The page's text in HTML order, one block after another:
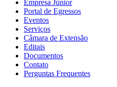
Empresa Júnior
Portal de Egressos
Eventos
Serviços
Câmara de Extensão
Editais
Documentos
Contato
Perguntas Frequentes